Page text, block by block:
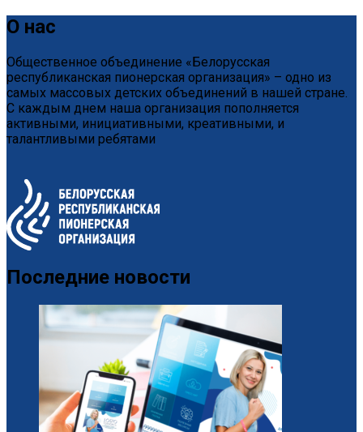
О нас
Общественное объединение «Белорусская
республиканская пионерская организация» – одно из
самых массовых детских объединений в нашей стране.
С каждым днем наша организация пополняется
активными, инициативными, креативными, и
талантливыми ребятами
Последние новости